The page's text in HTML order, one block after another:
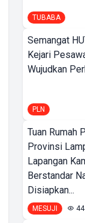
TUBABA
Semangat
Kejari
Wujudkan
PLN
Tuan Rumah
Provinsi
Lapangan
Berstandar
Disiapkan...
MESUJI